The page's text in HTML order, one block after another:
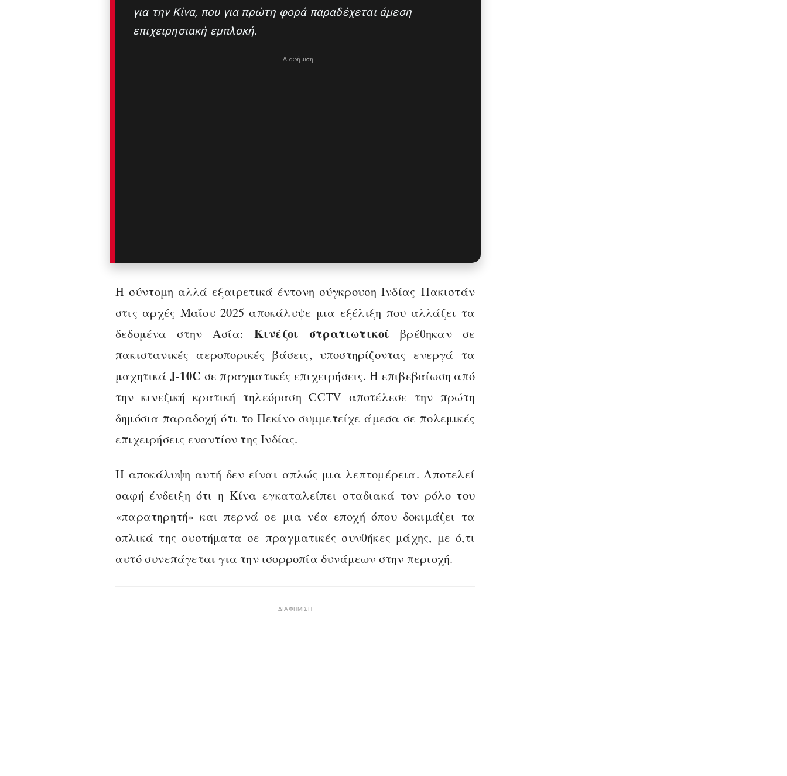
για την Κίνα, που για πρώτη φορά παραδέχεται άμεση
επιχειρησιακή εμπλοκή.
Διαφήμιση
Η σύντομη αλλά εξαιρετικά έντονη σύγκρουση Ινδίας–Πακιστάν
στις αρχές Μαΐου 2025 αποκάλυψε μια εξέλιξη που αλλάζει τα
δεδομένα στην Ασία: Κινέζοι στρατιωτικοί βρέθηκαν σε
πακιστανικές αεροπορικές βάσεις, υποστηρίζοντας ενεργά τα
μαχητικάJ‑10C σε πραγματικές επιχειρήσεις. Η επιβεβαίωση από
την κινεζική κρατική τηλεόραση CCTV αποτέλεσε την πρώτη
δημόσια παραδοχή ότι το Πεκίνο συμμετείχε άμεσα σε πολεμικές
επιχειρήσεις εναντίον της Ινδίας.
Η αποκάλυψη αυτή δεν είναι απλώς μια λεπτομέρεια. Αποτελεί
σαφή ένδειξη ότι η Κίνα εγκαταλείπει σταδιακά τον ρόλο του
«παρατηρητή» και περνά σε μια νέα εποχή όπου δοκιμάζει τα
οπλικά της συστήματα σε πραγματικές συνθήκες μάχης, με ό,τι
αυτό συνεπάγεται για την ισορροπία δυνάμεων στην περιοχή.
ΔΙΑΦΗΜΙΣΗ